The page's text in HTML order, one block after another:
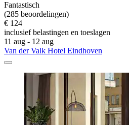
Fantastisch
(285 beoordelingen)
€ 124
inclusief belastingen en toeslagen
11 aug - 12 aug
Van der Valk Hotel Eindhoven